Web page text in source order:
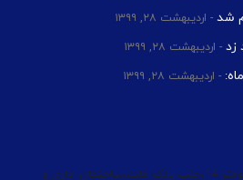
شد اردیبهشت ۲۸, ۱۳۹۹
زد اردیبهشت ۲۸, ۱۳۹۹
اردیبهشت ۲۸, ۱۳۹۹
تهران،بزرگراه شهید لشگری،کیلومتر 14،جنب بانک ملت،ساختمان اداری و